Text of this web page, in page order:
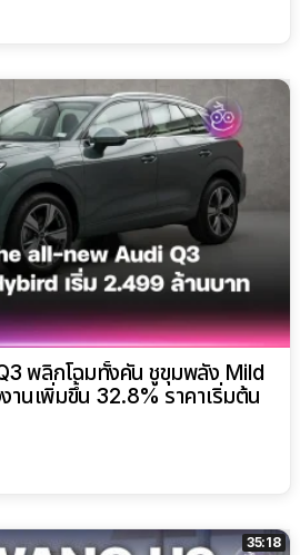
พลิกโฉมทั้งคัน ชูขุมพลัง Mild
านเพิ่มขึ้น 32.8% ราคาเริ่มต้น
35:18